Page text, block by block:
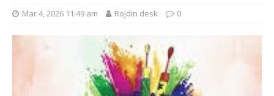
Mar 4, 2026 11:49 am Rojdin desk 0